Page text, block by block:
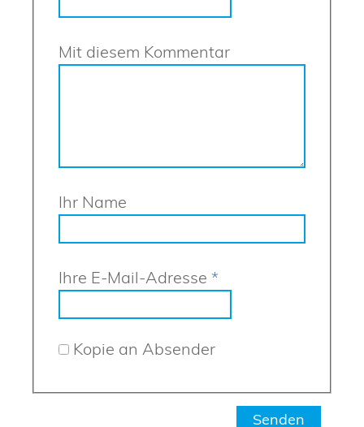
Mit diesem Kommentar
Ihr Name
Ihre E-Mail-Adresse *
Kopie an Absender